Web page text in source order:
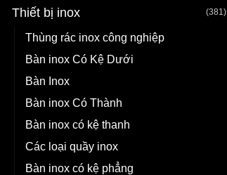
Thiết bị inox (381)
Thùng rác inox công nghiệp
Bàn inox Có Kệ Dưới
Bàn Inox
Bàn inox Có Thành
Bàn inox có kệ thanh
Các loại quầy inox
Bàn inox có kệ phẳng